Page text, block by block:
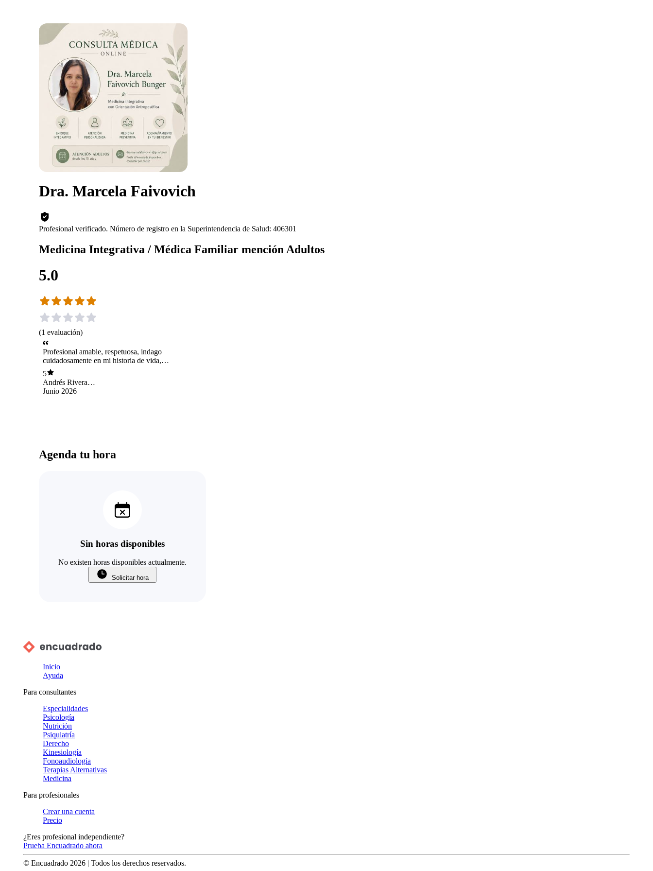
Dra. Marcela Faivovich
Profesional verificado. Número de registro en la Superintendencia de Salud: 406301
Medicina Integrativa / Médica Familiar mención Adultos
5.0
(1 evaluación)
Profesional amable, respetuosa, indago
cuidadosamente en mi historia de vida,
empatica. Me explicó sobre el tratamiento y el
paso a paso. Excelente atención
5
Andrés Rivera
Duarte
Junio 2026
Agenda tu hora
Sin horas disponibles
No existen horas disponibles actualmente.
Solicitar hora
Inicio
Ayuda
Para consultantes
Especialidades
Psicología
Nutrición
Psiquiatría
Derecho
Kinesiología
Fonoaudiología
Terapias Alternativas
Medicina
Para profesionales
Crear una cuenta
Precio
¿Eres profesional independiente?
Prueba Encuadrado ahora
© Encuadrado 2026 | Todos los derechos reservados.